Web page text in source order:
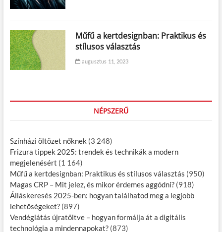
Műfű a kertdesignban: Praktikus és
stílusos választás
augusztus 11, 2023
NÉPSZERŰ
Színházi öltözet nőknek (3 248)
Frizura tippek 2025: trendek és technikák a modern
megjelenésért (1 164)
Műfű a kertdesignban: Praktikus és stílusos választás (950)
Magas CRP – Mit jelez, és mikor érdemes aggódni? (918)
Álláskeresés 2025-ben: hogyan találhatod meg a legjobb
lehetőségeket? (897)
Vendéglátás újratöltve – hogyan formálja át a digitális
technológia a mindennapokat? (873)